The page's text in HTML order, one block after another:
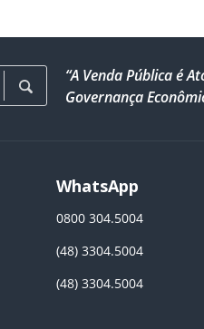
“A Venda Pública é
Governança
WhatsApp
0800 304.5004
(48) 3304.5004
(48) 3304.5004